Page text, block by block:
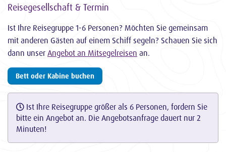
Reisegesellschaft & Termin
Ist Ihre Reisegruppe 1-6 Personen? Möchten Sie gemeinsam
mit anderen Gästen auf einem Schiff segeln? Schauen Sie sich
dann unser Angebot an Mitsegelreisen an.
Bett oder Kabine buchen
Ist Ihre Reisegruppe größer als 6 Personen, fordern Sie
bitte ein Angebot an. Die Angebotsanfrage dauert nur 2
Minuten!